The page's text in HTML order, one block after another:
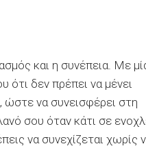
και η συνέπεια. Με
ότι δεν πρέπει να μένει
ώστε να συνεισφέρει στη
σου όταν κάτι σε
να συνεχίζεται χωρίς